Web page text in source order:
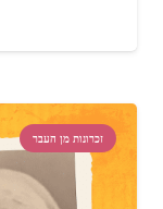
זכרונות מן העבר